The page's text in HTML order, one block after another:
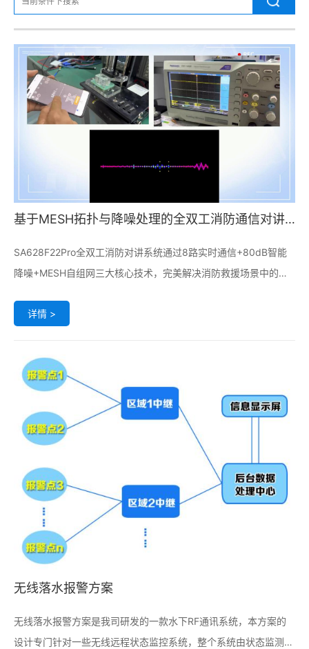
基于MESH拓扑与降噪处理的全双工消防通信对讲
SA628F22Pro全双工消防对讲系统通过​​8路实时通信+80dB智能
降噪+MESH自组网​​三大核心技术，完美解决消防救援场景中的通
时清晰对话，6041Hz高频噪声抑制有效消除设备警报干扰，配合
的全场景通信覆盖。
详情 >
无线落水报警方案
无线落水报警方案是我司研发的一款水下RF通讯系统，本方案的
设计专门针对一些无线远程状态监控系统，整个系统由状态监测报